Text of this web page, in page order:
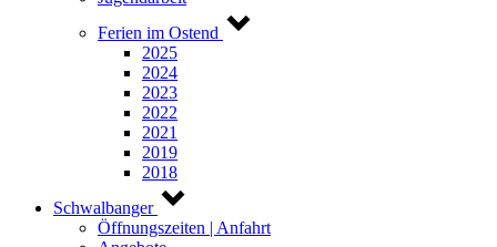
Ferien im Ostend
2025
2024
2023
2022
2021
2019
2018
Schwalbanger
Öffnungszeiten | Anfahrt